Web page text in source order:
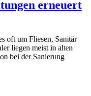
erneuert
oft um Fliesen, Sanitär
liegen meist in alten
bei der Sanierung